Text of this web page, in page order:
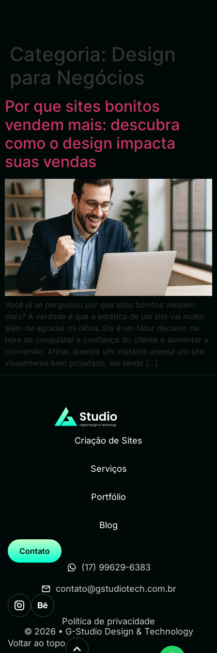
Categoria: Design
para Negócios
Por que sites bonitos
vendem mais: descubra
como o design impacta
suas vendas
Você já se perguntou por que sites bonitos vendem
mais? A verdade é que a estética de um site vai muito
além de agradar os olhos. Ela é um fator decisivo na
hora de conquistar a confiança do cliente e aumentar a
conversão. Afinal, quando um visitante acessa um site
visualmente bem projetado, ele tende […]
Criação de Sites
Serviços
Portfólio
Blog
Contato
(17) 99629-6383
contato@gstudiotech.com.br
Política de privacidade
© 2026 • G-Studio Design & Technology
Voltar ao topo
Este site usa cookies do Google para fornecer
serviços e analisar o tráfego.